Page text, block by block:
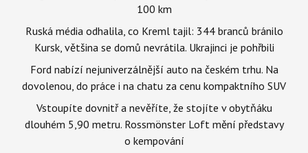
100 km
Ruská média odhalila, co Kreml tajil: 344 branců bránilo
Kursk, většina se domů nevrátila. Ukrajinci je pohřbili
Ford nabízí nejuniverzálnější auto na českém trhu. Na
dovolenou, do práce i na chatu za cenu kompaktního SUV
Vstoupíte dovnitř a nevěříte, že stojíte v obytňáku
dlouhém 5,90 metru. Rossmönster Loft mění představy
o kempování